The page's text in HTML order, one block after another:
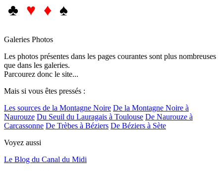
♣ ♥ ♦ ♠
Galeries Photos
Les photos présentes dans les pages courantes sont plus nombreuses
que dans les galeries.
Parcourez donc le site...
Mais si vous êtes pressés :
Les sources de la Montagne Noire De la Montagne Noire à
Naurouze Du Seuil du Lauragais à Toulouse De Naurouze à
Carcassonne De Trèbes à Béziers De Béziers à Sète
Voyez aussi
Le Blog du Canal du Midi